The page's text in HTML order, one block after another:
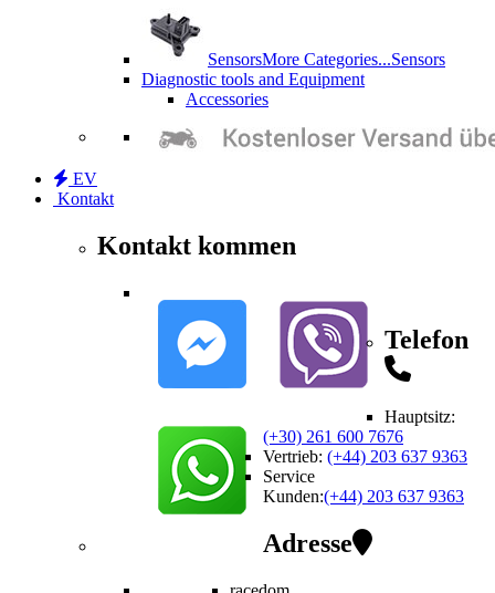
SensorsMore Categories...Sensors
Diagnostic tools and Equipment
Accessories
EV
Kontakt
Kontakt kommen
Telefon
Hauptsitz:
(+30) 261 600 7676
Vertrieb: (+44) 203 637 9363
Service
Kunden:(+44) 203 637 9363
Adresse